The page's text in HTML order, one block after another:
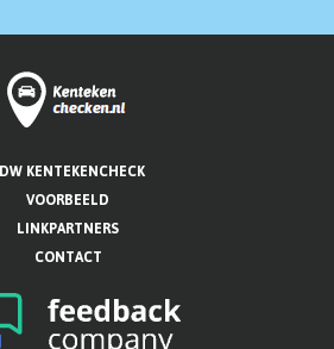
KENTEKENCHECK
VOORBEELD
LINKPARTNERS
CONTACT